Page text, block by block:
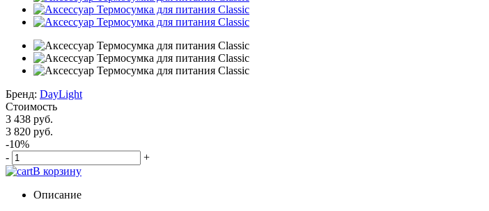
Бренд: DayLight
Стоимость
3 438 руб.
3 820 руб.
-10%
-
+
В корзину
Описание